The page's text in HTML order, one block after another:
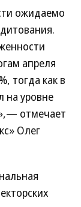
ожидаемо
апреля
тогда как в
на уровне
отмечает
Олег